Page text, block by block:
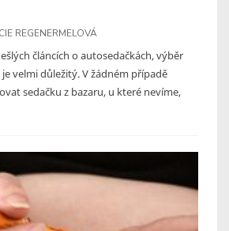
REGENERMELOVÁ
článcích o autosedačkách, výběr
velmi důležitý. V žádném případě
sedačku z bazaru, u které nevíme,